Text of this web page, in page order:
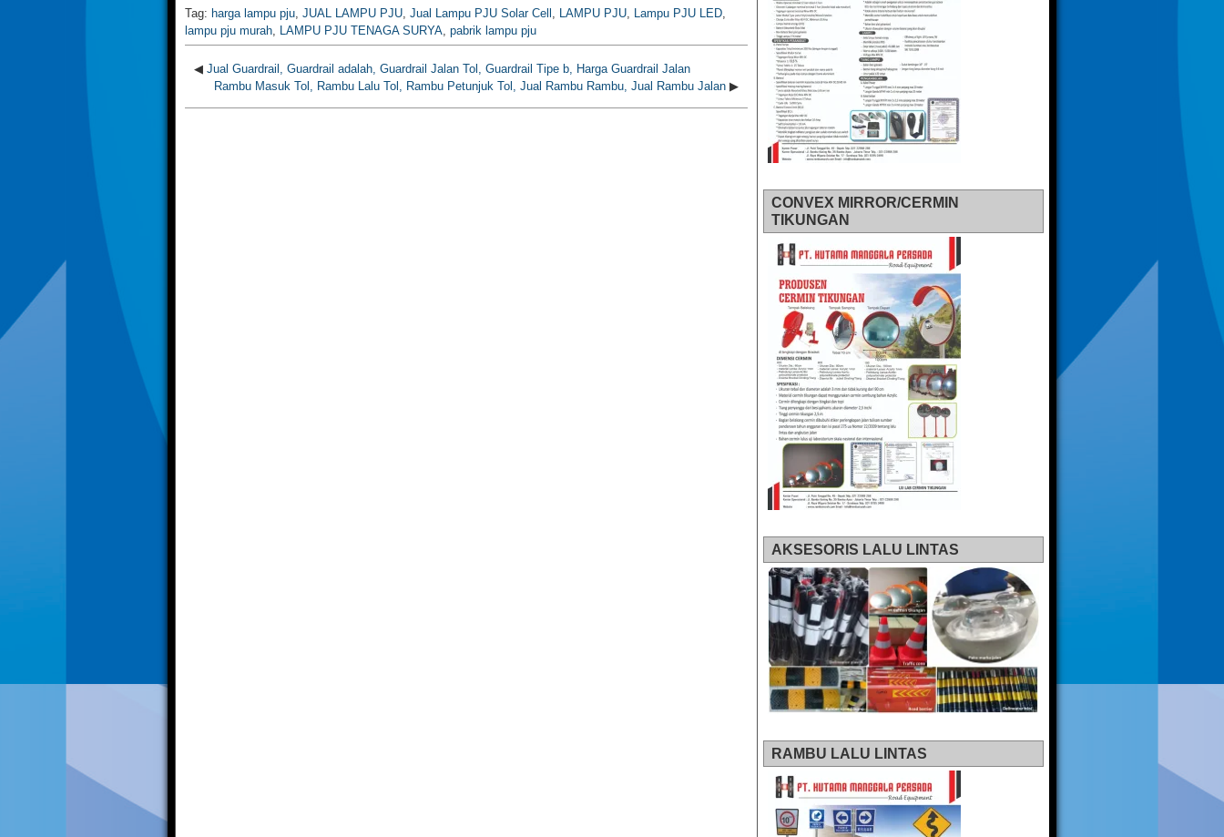
Tag: harga lampu pju JUAL LAMPU PJU Jual Lampu PJU Solar Cell LAMPU PJU Lampu PJU LED
lampu pju murah
LAMPU PJU TENAGA SURYA pabrik lampu pju
◀ Jual Guardrail, Guardrail adalah, Guardrail Jalan Tol, Guardrail Tipe b, Harga Guardrail Jalan
Rambu Masuk Tol, Rambu Lalu Tol, Rambu Petunjuk Tol, Jual Rambu Rambu, Jual Rambu Jalan ▶
CONVEX MIRROR/CERMIN
TIKUNGAN
AKSESORIS LALU LINTAS
RAMBU LALU LINTAS